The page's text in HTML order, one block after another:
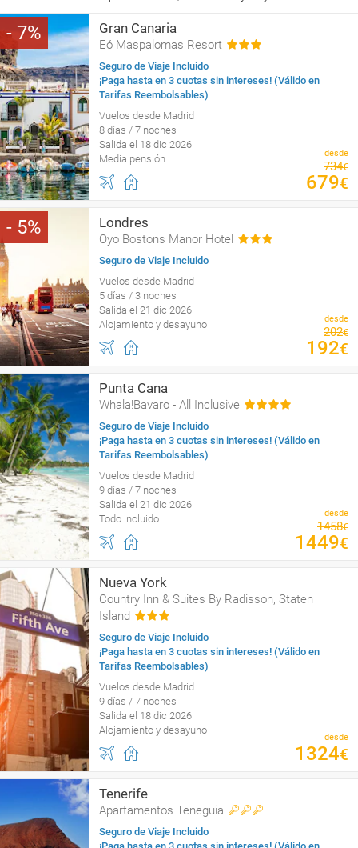
7 Gran Canaria
Eó Maspalomas Resort
Seguro de Viaje Incluido
¡Paga hasta en 3 cuotas sin intereses! (Válido en
Tarifas Reembolsables)
Vuelos desde Madrid
8 días / 7 noches
Salida el 18 dic 2026
Media pensión
desde
734€
679€
5 Londres
Oyo Bostons Manor Hotel
Seguro de Viaje Incluido
Vuelos desde Madrid
5 días / 3 noches
Salida el 21 dic 2026
Alojamiento y desayuno
desde
202€
192€
Punta Cana
Whala!Bavaro - All Inclusive
Seguro de Viaje Incluido
¡Paga hasta en 3 cuotas sin intereses! (Válido en
Tarifas Reembolsables)
Vuelos desde Madrid
9 días / 7 noches
Salida el 21 dic 2026
Todo incluido
desde
1458€
1449€
Nueva York
Country Inn & Suites By Radisson, Staten
Island
Seguro de Viaje Incluido
¡Paga hasta en 3 cuotas sin intereses! (Válido en
Tarifas Reembolsables)
Vuelos desde Madrid
9 días / 7 noches
Salida el 18 dic 2026
Alojamiento y desayuno
desde
1324€
Tenerife
Apartamentos Teneguia
Seguro de Viaje Incluido